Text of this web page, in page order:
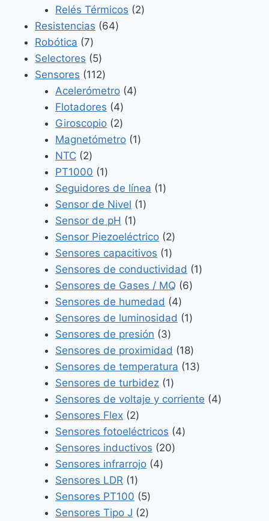
productos
Relés Térmicos 22
Resistencias 6464
Robótica 77
productos
Selectores 55
productos
Sensores 112112
productos
Acelerómetro 44
Flotadores 44
productos
Giroscopio 22
productos
Magnetómetro 11
NTC 22
productos
PT1000 11
producto
Seguidores de línea 11
Sensor de Nivel 11
Sensor de pH 11
producto
Sensor Piezoeléctrico 22
productos
Sensores capacitivos 11
producto
Sensores de conductividad 11
Sensores de Gases / MQ 66
Sensores de humedad 44
productos
Sensores de luminosidad 11
Sensores de presión 33
productos
Sensores de proximidad 1818
productos
Sensores de temperatura 1313
Sensores de turbidez 11
producto
Sensores de voltaje y corriente 44
Sensores Flex 22
productos
Sensores fotoeléctricos 44
Sensores inductivos 2020
Sensores infrarrojo 44
Sensores LDR 11
producto
Sensores PT100 55
productos
Sensores Tipo J 22